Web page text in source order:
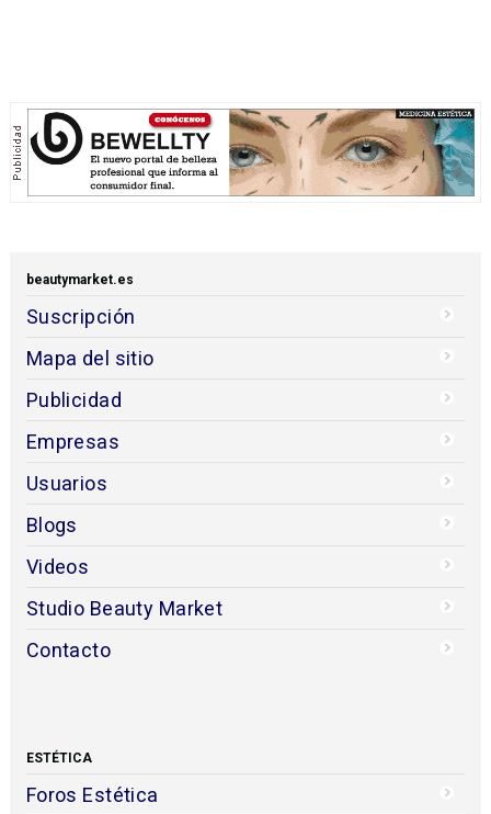
beautymarket.es
Suscripción
Mapa del sitio
Publicidad
Empresas
Usuarios
Blogs
Videos
Studio Beauty Market
Contacto
ESTÉTICA
Foros Estética